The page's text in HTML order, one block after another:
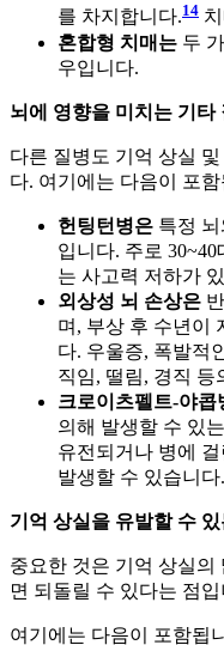
를 차지합니다.14
혼합형 치매는 두
우입니다.
뇌에 영향을 미치는 기타
다른 질병도 기억 상실
다. 여기에는 다음이 포
헌팅턴병은 특정
입니다. 주로
는 사고력 저하가
외상성 뇌 손상은
며, 부상 후 수년이
다. 우울증, 폭발적
직임, 떨림, 경직 등
크로이츠펠트-야콥
의해 발생할 수 있
유전되거나 병에
발생할 수 있습니다.
기억 상실을 유발할 수 있
중요한 것은 기억 상실
면 되돌릴 수 있다는 점입
여기에는 다음이 포함됩